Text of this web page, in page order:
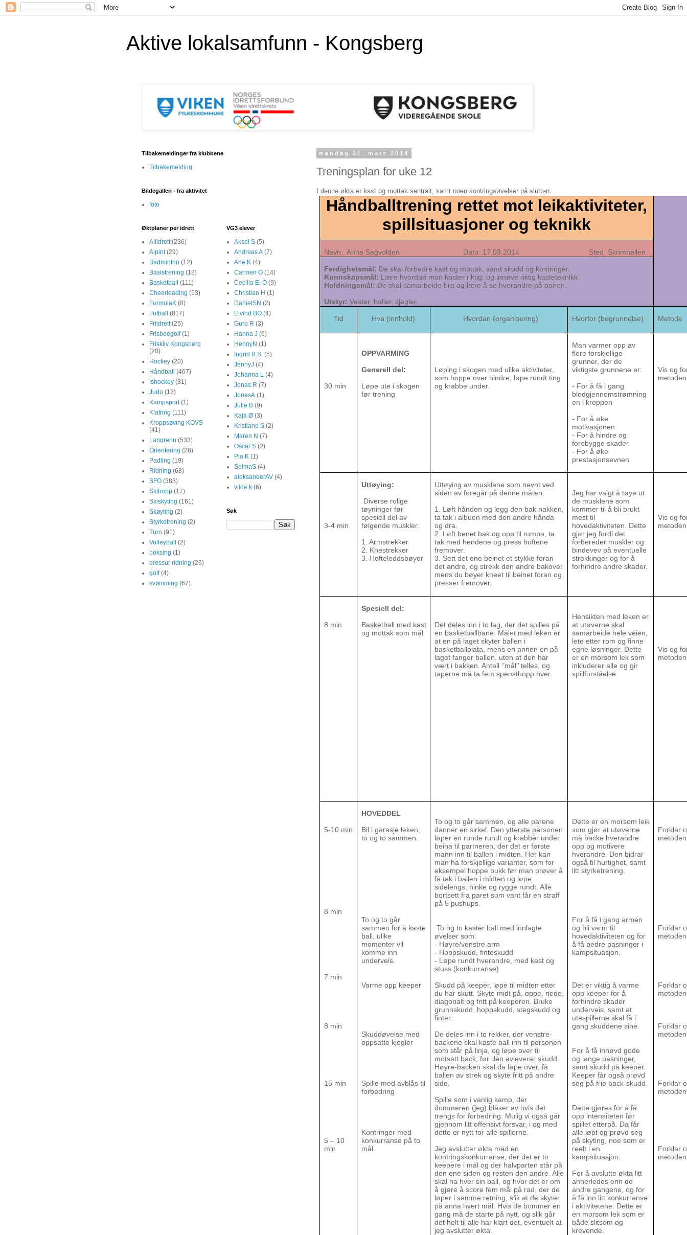
Aktive lokalsamfunn - Kongsberg
mandag 31. mars 2014
Treningsplan for uke 12
I denne økta er kast og mottak sentralt, samt noen kontringsøvelser på slutten.
Håndballtrening rettet mot leikaktiviteter,
spillsituasjoner og teknikk
Navn: Anna Sagvolden Dato: 17.03.2014 Sted: Skrimhallen
Ferdighetsmål: De skal forbedre kast og mottak, samt skudd og kontringer.
Kunnskapsmål: Lære hvordan man kaster riktig, og innøve riktig kasteteknikk.
Holdningsmål: De skal samarbeide bra og lære å se hverandre på banen.
Utstyr: Vester, baller, kjegler
Tid Hva (innhold) Hvordan (organisering) Hvorfor (begrunnelse) Metode
30 min
OPPVARMING
Generell del:
Løpe ute i skogen
før trening
Løping i skogen med ulike aktiviteter,
som hoppe over hindre, løpe rundt ting
og krabbe under.
Man varmer opp av
flere forskjellige
grunner, der de
viktigste grunnene er:
- For å få i gang
blodgjennomstrømning
en i kroppen
- For å øke
motivasjonen
- For å hindre og
forebygge skader
- For å øke
prestasjonsevnen
Vis og
metoden
3-4 min
Uttøying:
Diverse rolige
tøyninger før
spesiell del av
følgende muskler:
1. Armstrekker
2. Knestrekker
3. Hofteleddsbøyer
Uttøying av musklene som nevnt ved
siden av foregår på denne måten:
1. Løft hånden og legg den bak nakken,
ta tak i albuen med den andre hånda
og dra.
2. Løft benet bak og opp til rumpa, ta
tak med hendene og press hoftene
fremover.
3. Sett det ene beinet et stykke foran
det andre, og strekk den andre bakover
mens du bøyer kneet til beinet foran og
presser fremover.
Jeg har valgt å tøye ut
de musklene som
kommer til å bli brukt
mest til
hovedaktiviteten. Dette
gjør jeg fordi det
forbereder muskler og
bindevev på eventuelle
strekkinger og for å
forhindre andre skader.
Vis og
metoden
8 min
Spesiell del:
Basketball med kast
og mottak som mål.
Det deles inn i to lag, der det spilles på
en basketballbane. Målet med leken er
at en på laget skyter ballen i
basketballplata, mens en annen en på
laget fanger ballen, uten at den har
vært i bakken. Antall ‘’mål’’ telles, og
taperne må ta fem spensthopp hver.
Hensikten med leken er
at utøverne skal
samarbeide hele veien,
lete etter rom og finne
egne løsninger. Dette
er en morsom lek som
inkluderer alle og gir
spillforståelse.
Vis og
metoden
5-10 min
8 min
7 min
8 min
15 min
5 – 10
min
HOVEDDEL
Bil i garasje leken,
to og to sammen.
To og to går
sammen for å kaste
ball, ulike
momenter vil
komme inn
underveis.
Varme opp keeper
Skuddøvelse med
oppsatte kjegler
Spille med avblås til
forbedring
Kontringer med
konkurranse på to
mål.
To og to går sammen, og alle parene
danner en sirkel. Den ytterste personen
løper en runde rundt og krabber under
beina til partneren, der det er første
mann inn til ballen i midten. Her kan
man ha forskjellige varianter, som for
eksempel hoppe bukk før man prøver å
få tak i ballen i midten og løpe
sidelengs, hinke og rygge rundt. Alle
bortsett fra paret som vant får en straff
på 5 pushups.
To og to kaster ball med innlagte
øvelser som:
- Høyre/venstre arm
- Hoppskudd, finteskudd
- Løpe rundt hverandre, med kast og
stuss (konkurranse)
Skudd på keeper, løpe til midten etter
du har skutt. Skyte midt på, oppe, nede,
diagonalt og fritt på keeperen. Bruke
grunnskudd, hoppskudd, stegskudd og
finter.
De deles inn i to rekker, der venstre-
backene skal kaste ball inn til personen
som står på linja, og løpe over til
motsatt back, før den avleverer skudd.
Høyre-backen skal da løpe over, få
ballen av strek og skyte fritt på andre
side.
Spille som i vanlig kamp, der
dommeren (jeg) blåser av hvis det
trengs for forbedring. Mulig vi også går
gjennom litt offensivt forsvar, i og med
dette er nytt for alle spillerne.
Jeg avslutter økta med en
kontringskonkurranse, der det er to
keepere i mål og der halvparten står på
den ene siden og resten den andre. Alle
skal ha hver sin ball, og hvor det er om
å gjøre å score fem mål på rad, der de
løper i samme retning, slik at de skyter
på anna hvert mål. Hvis de bommer en
gang må de starte på nytt, og slik går
det helt til alle har klart det, eventuelt at
jeg avslutter økta.
Dette er en morsom leik
som gjør at utøverne
må backe hverandre
opp og motivere
hverandre. Den bidrar
også til hurtighet, samt
litt styrketrening.
For å få i gang armen
og bli varm til
hovedaktiviteten og for
å få bedre pasninger i
kampsituasjon.
Det er viktig å varme
opp keeper for å
forhindre skader
underveis, samt at
utespillerne skal få i
gang skuddene sine.
For å få innøvd gode
og lange pasninger,
samt skudd på keeper.
Keeper får også prøvd
seg på frie back-skudd.
Dette gjøres for å få
opp intensiteten før
spillet etterpå. Da får
alle løpt og prøvd seg
på skyting, noe som er
reelt i en
kampsituasjon.
For å avslutte økta litt
annerledes enn de
andre gangene, og for
å få inn litt konkurranse
i aktivitetene. Dette er
en morsom lek som er
både slitsom og
krevende.
Forklar
metoden
Forklar
metoden
Forklar
metoden
Forklar
metoden
Forklar
metoden
Forklar
metoden
Tilbakemeldinger fra klubbene
Tilbakemelding
Bildegalleri - fra aktivitet
foto
Øktplaner per idrett
Allidrett (236)
Alpint (29)
Badminton (12)
Basistrening (18)
Basketball
(111)
Cheerleading (53)
FormulaK (8)
Fotball
(817)
Friidrett (26)
Frisbeegolf (1)
Friskliv Kongsberg
(20)
Hockey (20)
Håndball
(467)
Ishockey (31)
Judo (13)
Kampsport (1)
Klatring (111)
Kroppsøving KOVS
(41)
Langrenn (533)
Orientering (28)
Padling (19)
Ridning (68)
SFO (383)
Skihopp (17)
Skiskyting (161)
Skøyting (2)
Styrketrening (2)
Turn (91)
Volleyball
(2)
boksing (1)
dressur ridning (26)
golf (4)
svømming (67)
VG3 elever
Aksel S (5)
Andreas A (7)
Ane K (4)
Carmen O (14)
Cecilia E. O (9)
Christian H (1)
DanielSN (2)
Eivind BO (4)
Guro R (3)
Hanna J (6)
HennyN (1)
Ingrid B.S. (5)
JennyJ (4)
Johanna L (4)
Jonas R (7)
JonasA (1)
Julie B (9)
Kaja Ø (3)
Kristiane S (2)
Maren N (7)
Oscar S (2)
Pia K (1)
SelmaS (4)
aleksanderAV (4)
vilde k (6)
Søk